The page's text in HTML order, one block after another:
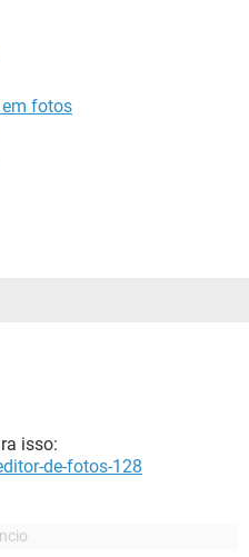
fotos
isso:
de-fotos-128